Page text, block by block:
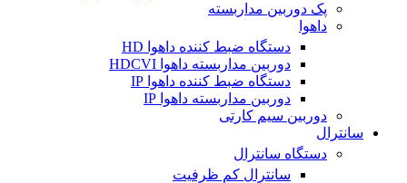
پک دوربین مداربسته
داهوا
دستگاه ضبط کننده داهوا HD
دوربین مداربسته داهوا HDCVI
دستگاه ضبط کننده داهوا IP
دوربین مداربسته داهوا IP
دوربین سیم کارتی
سانترال
دستگاه سانترال
سانترال کم ظرفیت